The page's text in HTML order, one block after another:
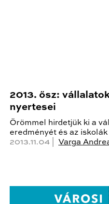
2013. ősz:
nyertesei
Örömmel hirdetjük ki a
eredményét és az
2013.11.04 | Varga